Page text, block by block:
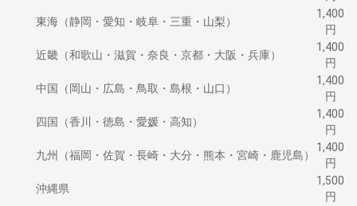
東海（静岡・愛知・岐阜・三重・山梨）
1,400
円
近畿（和歌山・滋賀・奈良・京都・大阪・兵庫）
1,400
円
中国（岡山・広島・鳥取・島根・山口）
1,400
円
四国（香川・徳島・愛媛・高知）
1,400
円
九州（福岡・佐賀・長崎・大分・熊本・宮崎・鹿児島）
1,400
円
沖縄県
1,500
円